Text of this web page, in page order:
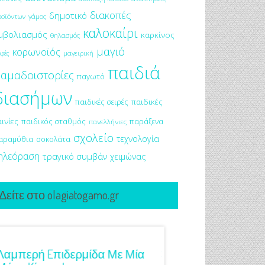
γάμος δημοτικό διακοπές
θηλασμός καλοκαίρι καρκίνος
κορωνοϊός μαγειρική μαγιό
παγωτό παιδιά
παιδικές σειρές παιδικές
παιδικός σταθμός πανελλήνιες παράξενα
σοκολάτα σχολείο τεχνολογία
τραγικό συμβάν χειμώνας
στο olagiatogamo.gr
Eπιδερμίδα Με Μία
3 Προτάσεις Για